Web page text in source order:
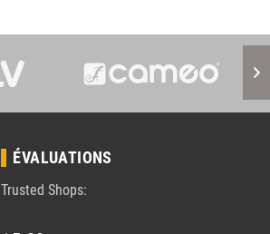
ÉVALUATIONS
Trusted Shops: